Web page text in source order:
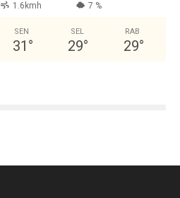
1.6kmh 7 %
SEN
31 °
SEL
29°
RAB
29°